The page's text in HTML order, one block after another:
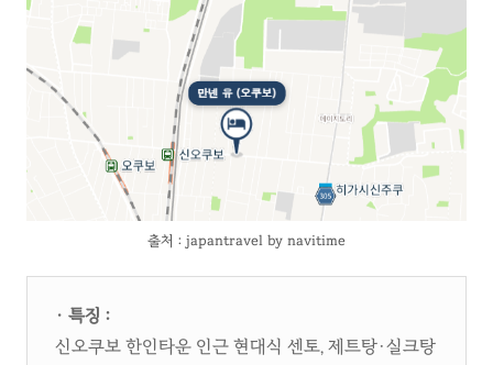
출처 : japantravel by navitime
· 특징 :
신오쿠보 한인타운 인근 현대식 센토, 제트탕·실크탕